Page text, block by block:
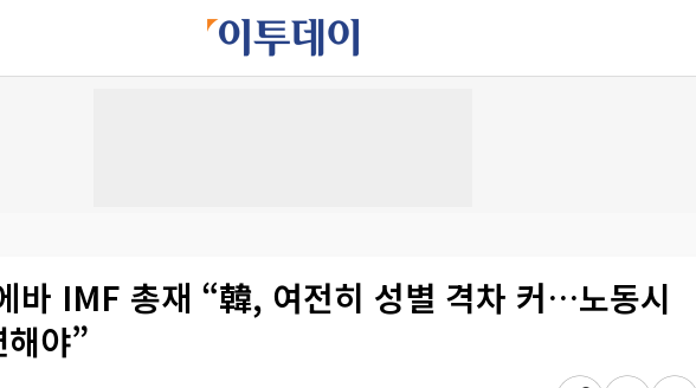
바 IMF 총재 “韓, 여전히 성별 격차 커…노동시
야”